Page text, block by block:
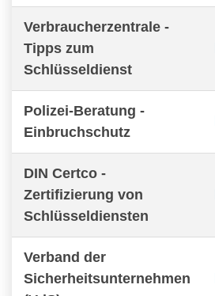
Verbraucherzentrale -
Tipps zum
Schlüsseldienst
Polizei-Beratung -
Einbruchschutz
DIN Certco -
Zertifizierung von
Schlüsseldiensten
Verband der
Sicherheitsunternehmen